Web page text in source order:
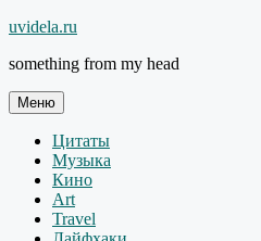
Перейти
содержимому
uvidela.ru
something from my head
Меню
Цитаты
Музыка
Кино
Art
Travel